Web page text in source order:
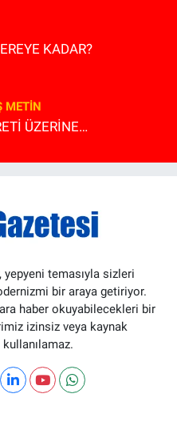
KADAR?
METİN
ÜZERİNE…
temasıyla sizleri
bir araya getiriyor.
haber okuyabilecekleri bir
izinsiz veya kaynak